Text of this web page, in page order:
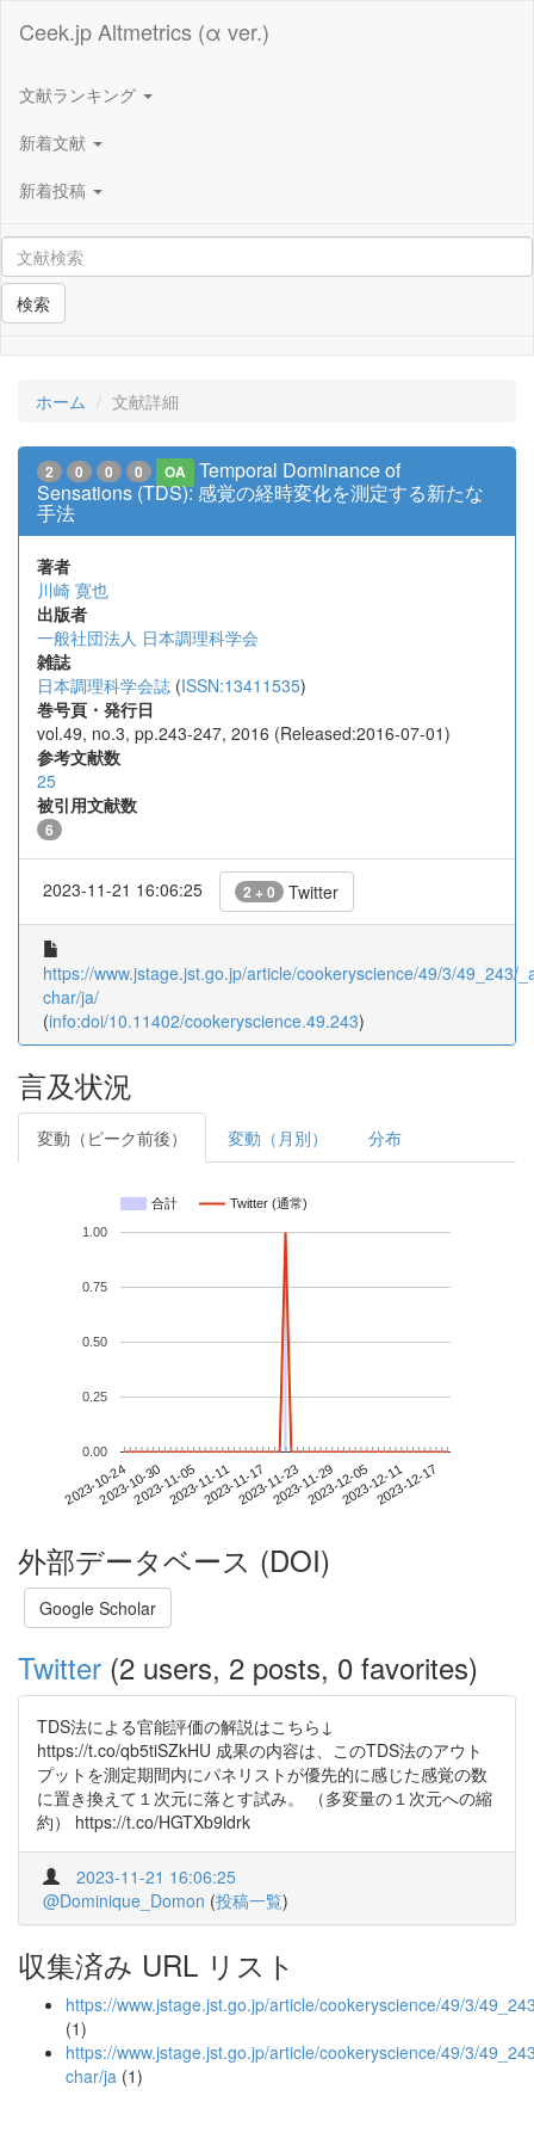
Ceek.jp Altmetrics (α ver.)
文献ランキング
新着文献
新着投稿
検索
ホーム 文献詳細
2 0 0 0 OA
Temporal Dominance of
Sensations (TDS): 感覚の経時変化を測定する新たな
手法
著者
川崎 寛也
出版者
一般社団法人 日本調理科学会
雑誌
日本調理科学会誌 (ISSN:13411535)
巻号頁・発行日
vol.49, no.3, pp.243-247, 2016 (Released:2016-07-01)
参考文献数
25
被引用文献数
6
2023-11-21 16:06:25 2 + 0 Twitter
https://www.jstage.jst.go.jp/article/cookeryscience/49/3/49_243/
char/ja/
(info:doi/10.11402/cookeryscience.49.243)
言及状況
変動（ピーク前後） 変動（月別） 分布
合計 Twitter (通常)
2023-10-242023-10-302023-11-052023-11-112023-11-172023-11-232023-11-292023-12-052023-12-112023-12-17
0.00
0.25
0.50
0.75
1.00
外部データベース (DOI)
Google Scholar
Twitter (2 users, 2 posts, 0 favorites)
TDS法による官能評価の解説はこちら↓
https://t.co/qb5tiSZkHU 成果の内容は、このTDS法のアウト
プットを測定期間内にパネリストが優先的に感じた感覚の数
に置き換えて１次元に落とす試み。 （多変量の１次元への縮
約） https://t.co/HGTXb9ldrk
2023-11-21 16:06:25
@Dominique_Domon (投稿一覧)
収集済み URL リスト
https://www.jstage.jst.go.jp/article/cookeryscience/49/3/
(1)
https://www.jstage.jst.go.jp/article/cookeryscience/49/3/
char/ja (1)